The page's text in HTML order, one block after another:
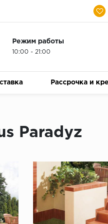
Режим работы
10:00 - 21:00
Рассрочка и
Paradyz